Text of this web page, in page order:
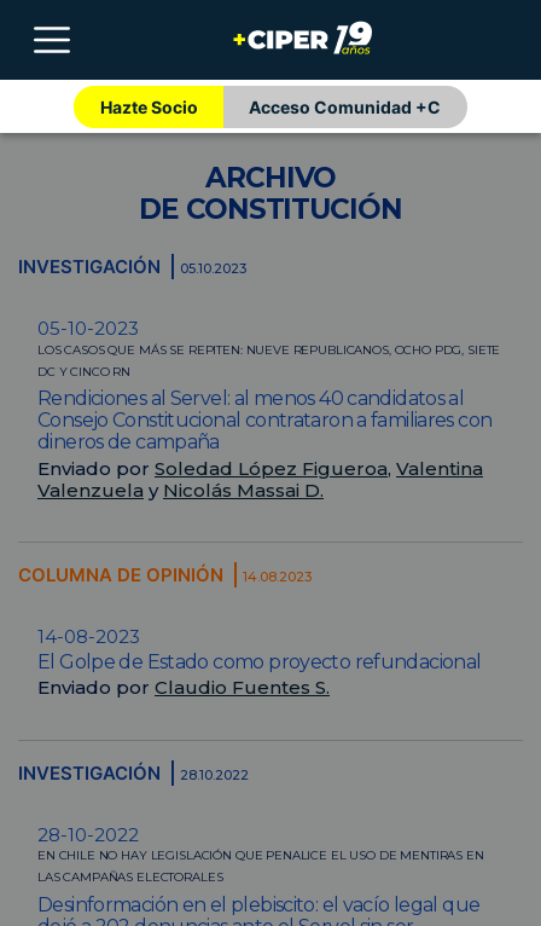
Hazte Socio Acceso Comunidad +C
ARCHIVO
DE CONSTITUCIÓN
INVESTIGACIÓN 05.10.2023
05-10-2023
LOS CASOS QUE MÁS SE REPITEN: NUEVE REPUBLICANOS, OCHO PDG, SIETE
DC Y CINCO RN
Rendiciones al Servel: al menos 40 candidatos al
Consejo Constitucional contrataron a familiares con
dineros de campaña
Enviado por Soledad López Figueroa, Valentina
Valenzuela y Nicolás Massai D.
COLUMNA DE OPINIÓN 14.08.2023
14-08-2023
El Golpe de Estado como proyecto refundacional
Enviado por Claudio Fuentes S.
INVESTIGACIÓN 28.10.2022
28-10-2022
EN CHILE NO HAY LEGISLACIÓN QUE PENALICE EL USO DE MENTIRAS EN
LAS CAMPAÑAS ELECTORALES
Desinformación en el plebiscito: el vacío legal que